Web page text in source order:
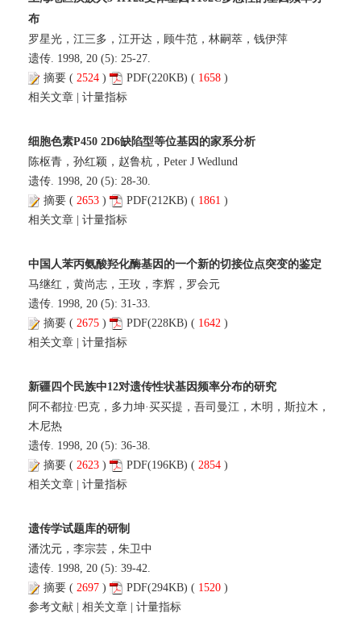
布
罗星光，江三多，江开达，顾牛范，林嗣萃，钱伊萍
遗传. 1998, 20 (5): 25-27.
摘要 ( 2524 ) PDF(220KB) ( 1658 )
相关文章 | 计量指标
细胞色素P450 2D6缺陷型等位基因的家系分析
陈枢青，孙红颖，赵鲁杭，Peter J Wedlund
遗传. 1998, 20 (5): 28-30.
摘要 ( 2653 ) PDF(212KB) ( 1861 )
相关文章 | 计量指标
中国人苯丙氨酸羟化酶基因的一个新的切接位点突变的鉴定
马继红，黄尚志，王玫，李辉，罗会元
遗传. 1998, 20 (5): 31-33.
摘要 ( 2675 ) PDF(228KB) ( 1642 )
相关文章 | 计量指标
新疆四个民族中12对遗传性状基因频率分布的研究
阿不都拉·巴克，多力坤·买买提，吾司曼江，木明，斯拉木，
木尼热
遗传. 1998, 20 (5): 36-38.
摘要 ( 2623 ) PDF(196KB) ( 2854 )
相关文章 | 计量指标
遗传学试题库的研制
潘沈元，李宗芸，朱卫中
遗传. 1998, 20 (5): 39-42.
摘要 ( 2697 ) PDF(294KB) ( 1520 )
参考文献 | 相关文章 | 计量指标